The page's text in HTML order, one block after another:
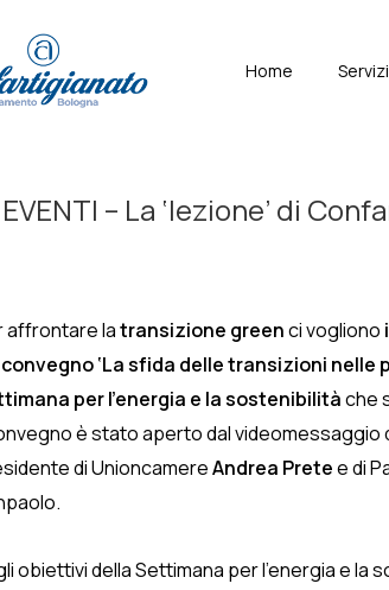
Menù
Home Servizi
EVENTI – La ‘lezione’ di
affrontare latransizione greenci vogliono
convegno ‘La sfida delle transizioni nelle
per l’energia e la sostenibilitàche
è stato aperto dal videomessaggio
di UnioncamereAndrea Pretee di
obiettivi della Settimana per l’energia e